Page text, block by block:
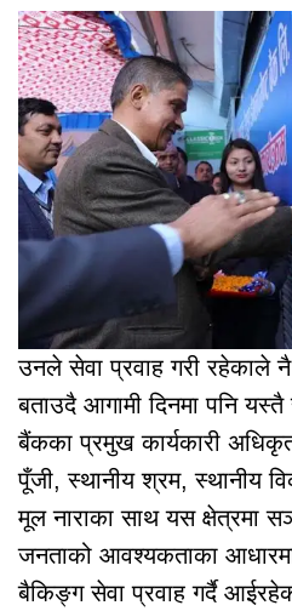
उनले सेवा प्रवाह गरी रहेकाले
बताउदै आगामी दिनमा पनि
बैंकका प्रमुख कार्यकारी
पूँजी, स्थानीय श्रम, स्थानीय
मूल नाराका साथ यस क्षेत्रमा
जनताको आवश्यकताका
बैकिङ्ग सेवा प्रवाह गर्दै